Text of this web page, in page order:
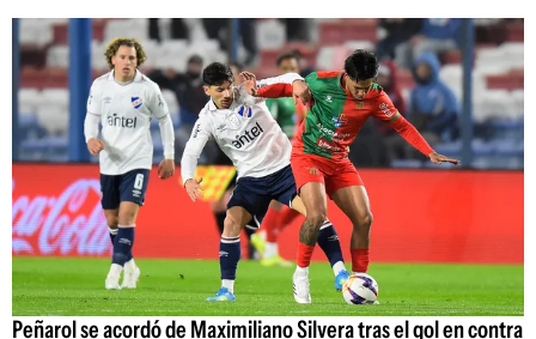
Peñarol se acordó de Maximiliano Silvera tras el gol en contra